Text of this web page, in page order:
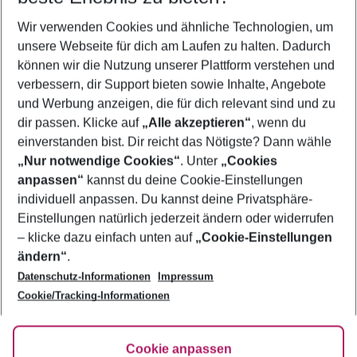
2 Erwachsene Keine Kinder
Mehr Filter anzeigen
Footer
Footer navigation
Über uns
AGB
Bestpreisgarantie
Cookie-Einstellungen ändern
Cookie-Richtlinie
Agenturbetreuung
Barrierefreies Reisen
FAQ
HanseMerkur Reiseversicherung
Folge uns
Wir verwenden Cookies und ähnliche Technologien, um
unsere Webseite für dich am Laufen zu halten. Dadurch
können wir die Nutzung unserer Plattform verstehen und
verbessern, dir Support bieten sowie Inhalte, Angebote
und Werbung anzeigen, die für dich relevant sind und zu
dir passen. Klicke auf „Alle akzeptieren“, wenn du
einverstanden bist. Dir reicht das Nötigste? Dann wähle
„Nur notwendige Cookies“. Unter „Cookies
anpassen“ kannst du deine Cookie-Einstellungen
individuell anpassen. Du kannst deine Privatsphäre-
Einstellungen natürlich jederzeit ändern oder widerrufen
– klicke dazu einfach unten auf „Cookie-Einstellungen
ändern“.
Datenschutz-Informationen
Impressum
Cookie/Tracking-Informationen
Cookie anpassen